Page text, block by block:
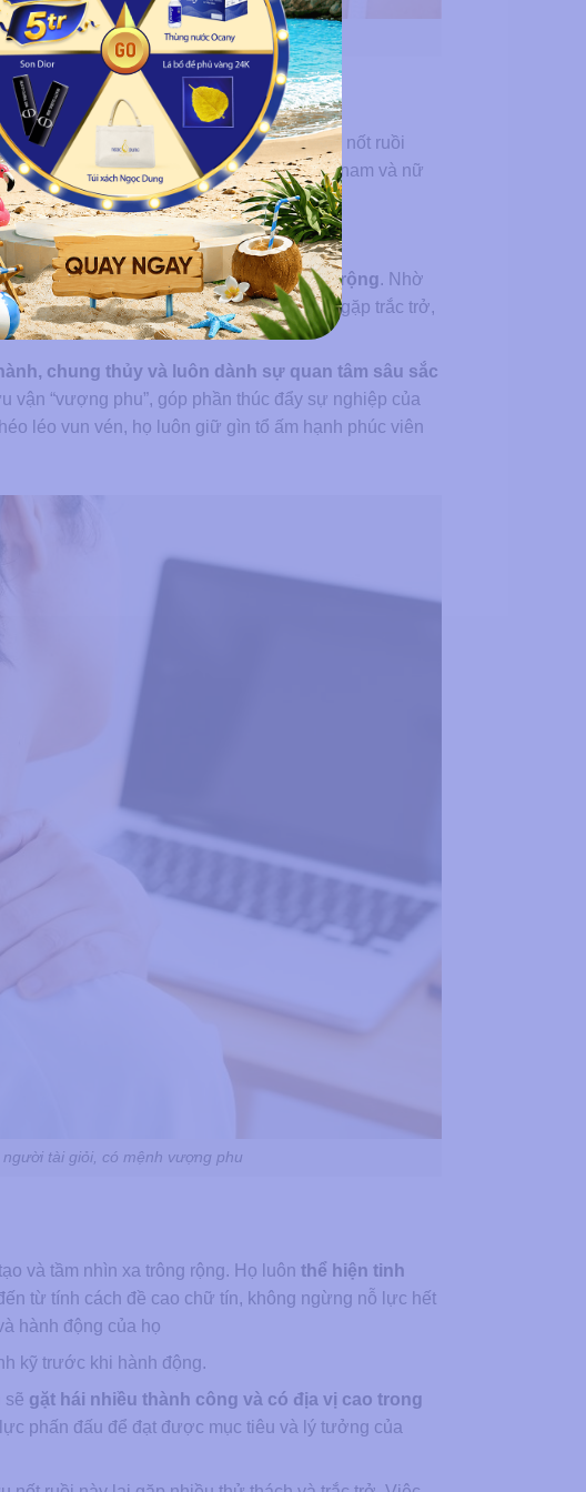
sống hạnh phúc, bình yên
nhau tùy theo giới tính. Và ý nghĩa của nốt ruồi
sự khác nhau giữa vị trí nốt ruồi này ở nam và nữ
mẫn, tư duy nhạy bén và tầm hiểu biết rộng. Nhờ
việc. Con đường sự nghiệp của họ ít gặp trắc trở,
chung thủy và luôn dành sự quan tâm sâu sắc
“vượng phu”, góp phần thúc đẩy sự nghiệp của
léo vun vén, họ luôn giữ gìn tổ ấm hạnh phúc viên
tài giỏi, có mệnh vượng phu
và tầm nhìn xa trông rộng. Họ luôn thể hiện tinh
từ tính cách đề cao chữ tín, không ngừng nỗ lực hết
hành động của họ
kỹ trước khi hành động.
sẽ gặt hái nhiều thành công và có địa vị cao trong
phấn đấu để đạt được mục tiêu và lý tưởng của